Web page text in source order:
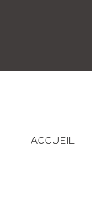
ACCUEIL